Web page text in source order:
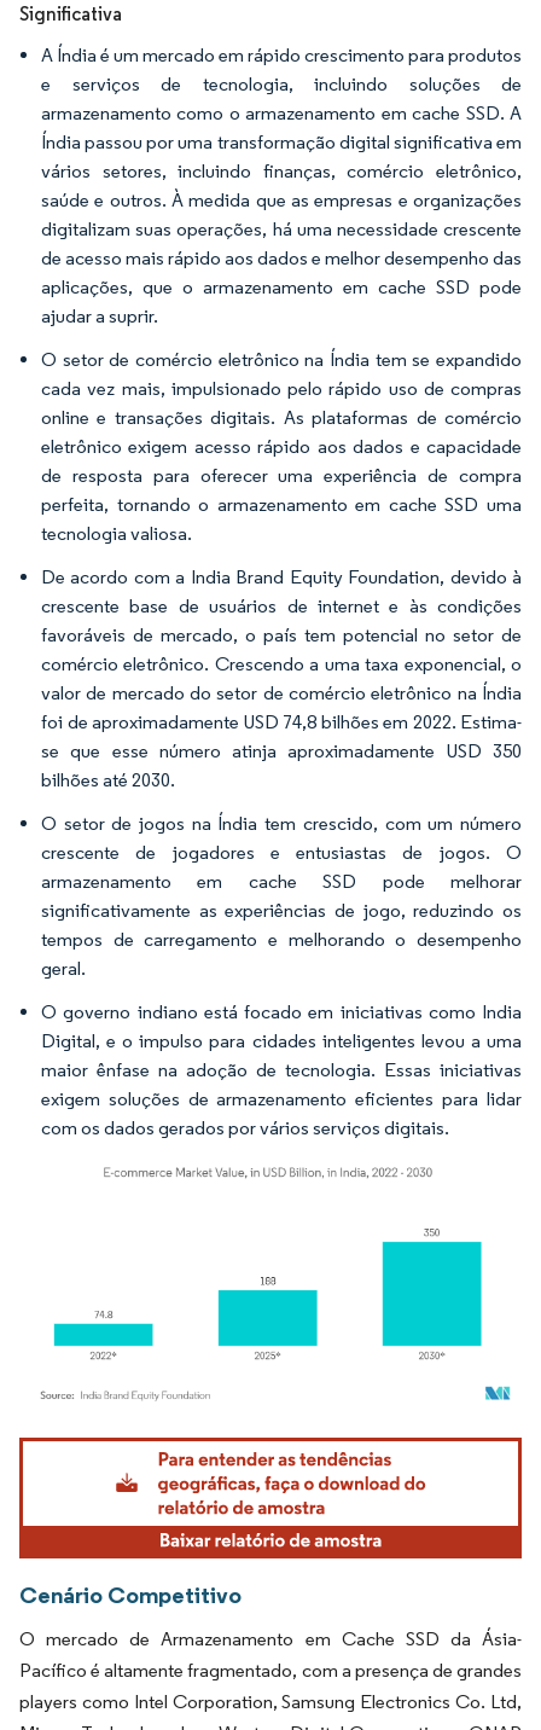
Significativa
A Índia é um mercado em rápido crescimento para produtos
e serviços de tecnologia, incluindo soluções de
armazenamento como o armazenamento em cache SSD. A
Índia passou por uma transformação digital significativa em
vários setores, incluindo finanças, comércio eletrônico,
saúde e outros. À medida que as empresas e organizações
digitalizam suas operações, há uma necessidade crescente
de acesso mais rápido aos dados e melhor desempenho das
aplicações, que o armazenamento em cache SSD pode
ajudar a suprir.
O setor de comércio eletrônico na Índia tem se expandido
cada vez mais, impulsionado pelo rápido uso de compras
online e transações digitais. As plataformas de comércio
eletrônico exigem acesso rápido aos dados e capacidade
de resposta para oferecer uma experiência de compra
perfeita, tornando o armazenamento em cache SSD uma
tecnologia valiosa.
De acordo com a India Brand Equity Foundation, devido à
crescente base de usuários de internet e às condições
favoráveis de mercado, o país tem potencial no setor de
comércio eletrônico. Crescendo a uma taxa exponencial, o
valor de mercado do setor de comércio eletrônico na Índia
foi de aproximadamente USD 74,8 bilhões em 2022. Estima-
se que esse número atinja aproximadamente USD 350
bilhões até 2030.
O setor de jogos na Índia tem crescido, com um número
crescente de jogadores e entusiastas de jogos. O
armazenamento em cache SSD pode melhorar
significativamente as experiências de jogo, reduzindo os
tempos de carregamento e melhorando o desempenho
geral.
O governo indiano está focado em iniciativas como India
Digital, e o impulso para cidades inteligentes levou a uma
maior ênfase na adoção de tecnologia. Essas iniciativas
exigem soluções de armazenamento eficientes para lidar
com os dados gerados por vários serviços digitais.
Imagem © Mordor Intelligence. O reuso requer atribuição conforme CC BY 4.0.
Cenário Competitivo
O mercado de Armazenamento em Cache SSD da Ásia-
Pacífico é altamente fragmentado, com a presença de grandes
players como Intel Corporation, Samsung Electronics Co. Ltd,